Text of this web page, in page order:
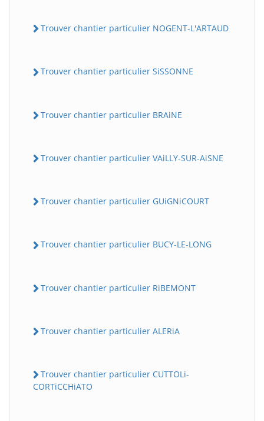
Trouver chantier particulier NOGENT-L'ARTAUD
Trouver chantier particulier SiSSONNE
Trouver chantier particulier BRAiNE
Trouver chantier particulier VAiLLY-SUR-AiSNE
Trouver chantier particulier GUiGNiCOURT
Trouver chantier particulier BUCY-LE-LONG
Trouver chantier particulier RiBEMONT
Trouver chantier particulier ALERiA
Trouver chantier particulier CUTTOLi-
CORTiCCHiATO